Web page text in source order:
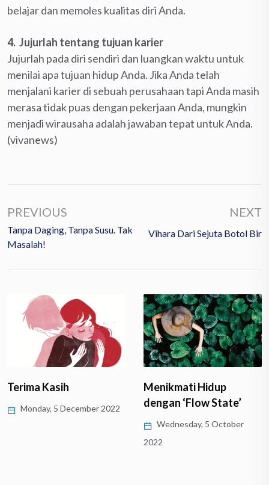
belajar dan memoles kualitas diri Anda.
4. Jujurlah tentang tujuan karier
Jujurlah pada diri sendiri dan luangkan waktu untuk
menilai apa tujuan hidup Anda. Jika Anda telah
menjalani karier di sebuah perusahaan tapi Anda masih
merasa tidak puas dengan pekerjaan Anda, mungkin
menjadi wirausaha adalah jawaban tepat untuk Anda.
(vivanews)
PREVIOUS
Tanpa Daging, Tanpa Susu. Tak
Masalah!
NEXT
Vihara Dari Sejuta Botol Bir
Terima Kasih
Monday, 5 December 2022
Menikmati Hidup
dengan ‘Flow State’
Wednesday, 5 October
2022